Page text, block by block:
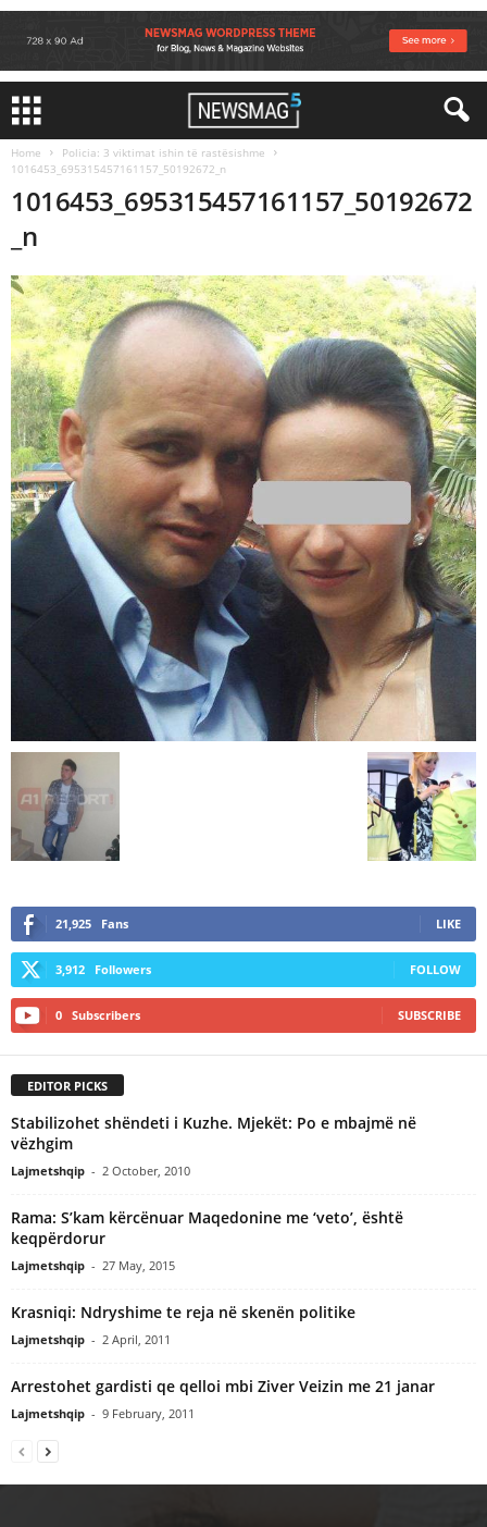
Home
Policia: 3 viktimat ishin të rastësishme
1016453_695315457161157_50192672_n
1016453_695315457161157_50192672
_n
21,925 Fans LIKE
3,912 Followers FOLLOW
0 Subscribers SUBSCRIBE
EDITOR PICKS
Stabilizohet shëndeti i Kuzhe. Mjekët: Po e mbajmë në
vëzhgim
Lajmetshqip - 2 October, 2010
Rama: S’kam kërcënuar Maqedonine me ‘veto’, është
keqpërdorur
Lajmetshqip - 27 May, 2015
Krasniqi: Ndryshime te reja në skenën politike
Lajmetshqip - 2 April, 2011
Arrestohet gardisti qe qelloi mbi Ziver Veizin me 21 janar
Lajmetshqip - 9 February, 2011